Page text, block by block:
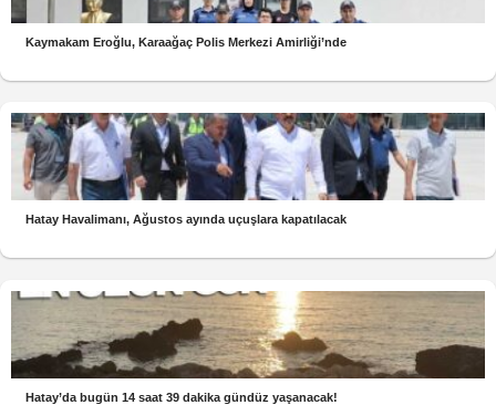
Kaymakam Eroğlu, Karaağaç Polis Merkezi Amirliği’nde
Hatay Havalimanı, Ağustos ayında uçuşlara kapatılacak
Hatay’da bugün 14 saat 39 dakika gündüz yaşanacak!